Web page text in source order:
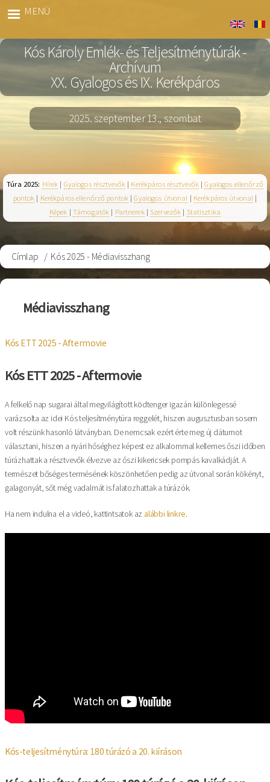
Archiv
MENÜ
Kós Károly Emlék- és Teljesítménytúrák -
Archívum
XX. Gyalogos és IX. Kerékpáros
2025. szeptember 13., szombat
Túra 2025: Hírek | Gyalogos résztvevők | Kerékpáros résztvevők |Gyalogos ellenőrző
pontok | Kerékpáros ellenőrző pontok |Gyalogos útvonal | Kerékpáros útvonal |
Képek |Támogatók | Partnerek | Szervezők | Statisztika
Morzsa
Címlap Kós 2025 - Médiavisszhang
Médiavisszhang
Kós ETT 2025 - Aftermovie
Kós ETT 2025 - Aftermovie
A felkelő nap sugarai által megvilágított ködtenger igazán különlegessé
varázsolta az idei Kós teljesítménytúra reggelét, hiszen augusztusban sosem
volt részünk hasonló látványban. De nemcsak ezért érte meg új dátumot
választani, hiszen a nyári hőséghez képest ez alkalommal kellemes őszi időben
túrázhattak a résztvevők élvezve az őszi kikericsek pompás kavalkádját. A
természet bőséges termésének köszönhetően pedig az útvonal során kökényt,
galagonyát, sőt még vadalmát is falatozhattak a túrázók.
Ha nem indulna el a videó, kattintsatok az alábbi linkre.
Kós-teljesítménytúra: 180 túrázó a 20. kiíráson